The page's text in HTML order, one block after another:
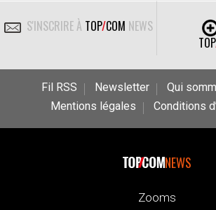
S'INSCRIRE À TOP/COM NEWS
TOP
Fil RSS Newsletter
Qui
Mentions légales
Conditions
NEWS
Zooms